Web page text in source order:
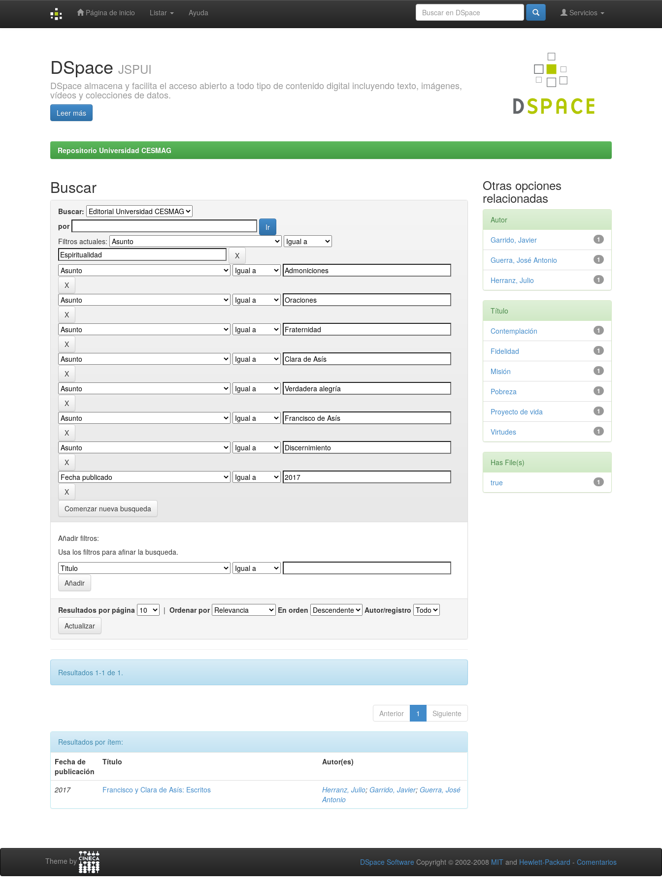
Página de inicio Listar Ayuda Servicios
DSpace JSPUI
DSpace almacena y facilita el acceso abierto a todo tipo de contenido digital incluyendo texto, imágenes,
vídeos y colecciones de datos.
Leer más
Repositorio Universidad CESMAG
Buscar
Buscar:
por
Filtros actuales:
Comenzar nueva busqueda
Añadir filtros:
Usa los filtros para afinar la busqueda.
Resultados por página | Ordenar por En orden Autor/registro
Resultados 1-1 de 1.
Anterior 1 Siguiente
Resultados por ítem:
Fecha de
publicación
Título Autor(es)
2017 Francisco y Clara de Asís: Escritos Herranz, Julio; Garrido, Javier; Guerra, José
Antonio
Otras opciones
relacionadas
Autor
1
Garrido, Javier
1
Guerra, José Antonio
1
Herranz, Julio
Título
1
Contemplación
1
Fidelidad
1
Misión
1
Pobreza
1
Proyecto de vida
1
Virtudes
Has File(s)
1
true
Theme by DSpace Software Copyright © 2002-2008 MIT and Hewlett-Packard - Comentarios